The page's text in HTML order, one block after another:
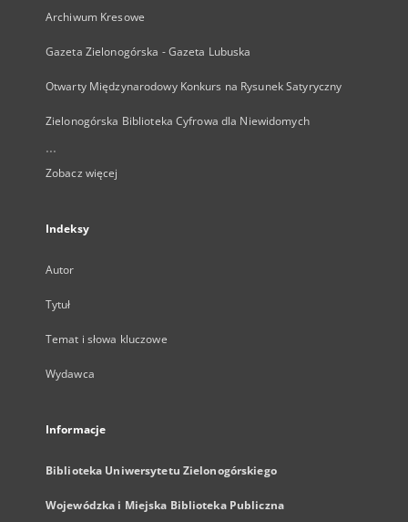
Archiwum Kresowe
Gazeta Zielonogórska - Gazeta Lubuska
Otwarty Międzynarodowy Konkurs na Rysunek Satyryczny
Zielonogórska Biblioteka Cyfrowa dla Niewidomych
...
Zobacz więcej
Indeksy
Autor
Tytuł
Temat i słowa kluczowe
Wydawca
Informacje
Biblioteka Uniwersytetu Zielonogórskiego
Wojewódzka i Miejska Biblioteka Publiczna